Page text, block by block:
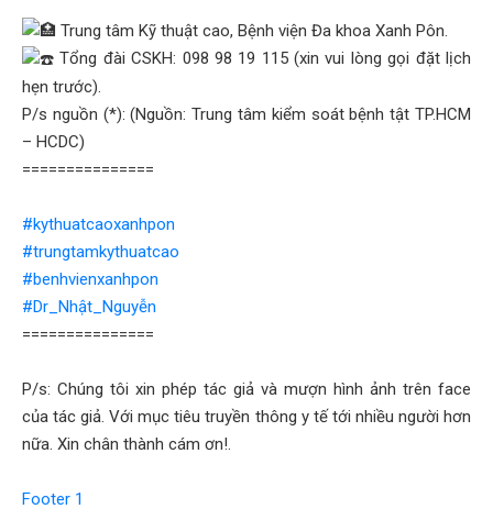
Trung tâm Kỹ thuật cao, Bệnh viện Đa khoa Xanh Pôn.
Tổng đài CSKH: 098 98 19 115 (xin vui lòng gọi đặt lịch
hẹn trước).
P/s nguồn (*): (Nguồn: Trung tâm kiểm soát bệnh tật TP.HCM
– HCDC)
===============
#kythuatcaoxanhpon
#trungtamkythuatcao
#benhvienxanhpon
#Dr_Nhật_Nguyễn
===============
P/s: Chúng tôi xin phép tác giả và mượn hình ảnh trên face
của tác giả. Với mục tiêu truyền thông y tế tới nhiều người hơn
nữa. Xin chân thành cám ơn!.
Footer 1